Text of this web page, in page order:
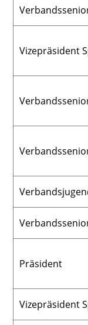
Vizepräsident
Präsident
Vizepräsident